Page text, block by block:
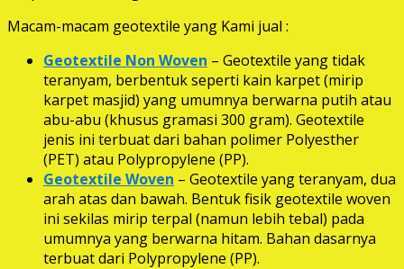
Macam-macam geotextile yang Kami jual :
Geotextile Non Woven – Geotextile yang tidak
teranyam, berbentuk seperti kain karpet (mirip
karpet masjid) yang umumnya berwarna putih atau
abu-abu (khusus gramasi 300 gram). Geotextile
jenis ini terbuat dari bahan polimer Polyesther
(PET) atau Polypropylene (PP).
Geotextile Woven – Geotextile yang teranyam, dua
arah atas dan bawah. Bentuk fisik geotextile woven
ini sekilas mirip terpal (namun lebih tebal) pada
umumnya yang berwarna hitam. Bahan dasarnya
terbuat dari Polypropylene (PP).